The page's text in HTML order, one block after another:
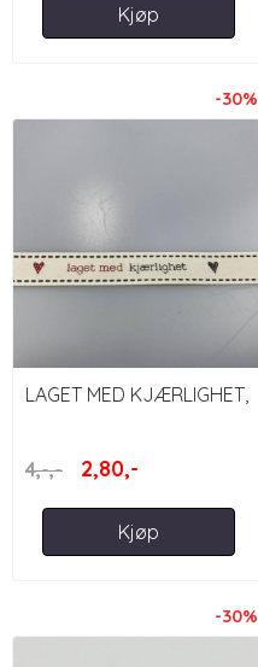
Kjøp
-30%
LAGET MED KJÆRLIGHET,
4,-,-
2,80,-
Kjøp
-30%